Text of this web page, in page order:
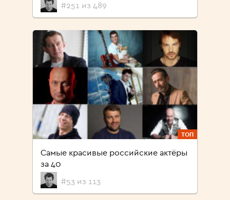
#251 из 489
ТОП
Самые красивые российские актёры
за 40
#53 из 113